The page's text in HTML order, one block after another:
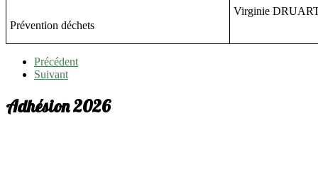
Prévention déchets
Virginie
Précédent
Suivant
Adhésion 2026